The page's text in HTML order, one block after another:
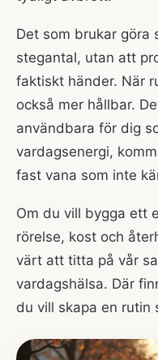
Det som brukar
stegantal, utan att
faktiskt händer. När
också mer hållbar.
användbara för dig
vardagsenergi,
fast vana som inte
Om du vill bygga ett
rörelse, kost och
värt att titta på vår
vardagshälsa. Där
du vill skapa en rutin